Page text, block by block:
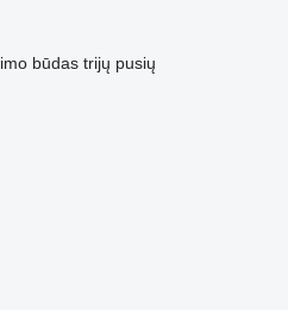
būdas trijų pusių